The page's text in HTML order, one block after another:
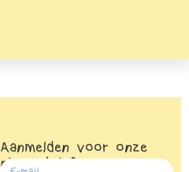
Aanmelden voor onze
nieuwsbrief